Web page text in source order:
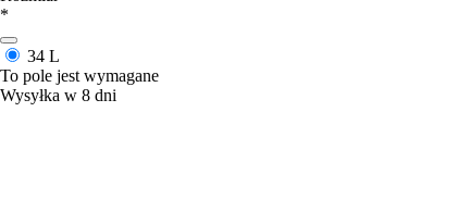
*
34 L
To pole jest wymagane
Wysyłka w 8 dni